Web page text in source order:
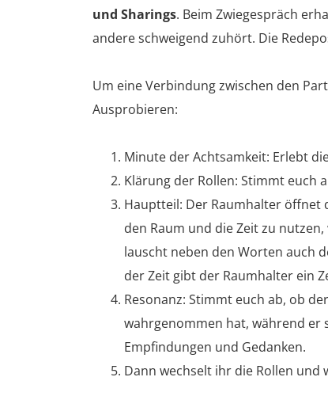
und Sharings. Beim Zwiegespräch
andere schweigend zuhört. Die
Um eine Verbindung zwischen den
Ausprobieren:
Minute der Achtsamkeit: Erlebt
Klärung der Rollen: Stimmt euch
Hauptteil: Der Raumhalter öffnet
den Raum und die Zeit zu
lauscht neben den Worten auch
der Zeit gibt der Raumhalter ein
Resonanz: Stimmt euch ab, ob
wahrgenommen hat, während er
Empfindungen und Gedanken.
Dann wechselt ihr die Rollen und